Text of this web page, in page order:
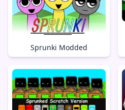
Sprunki Modded